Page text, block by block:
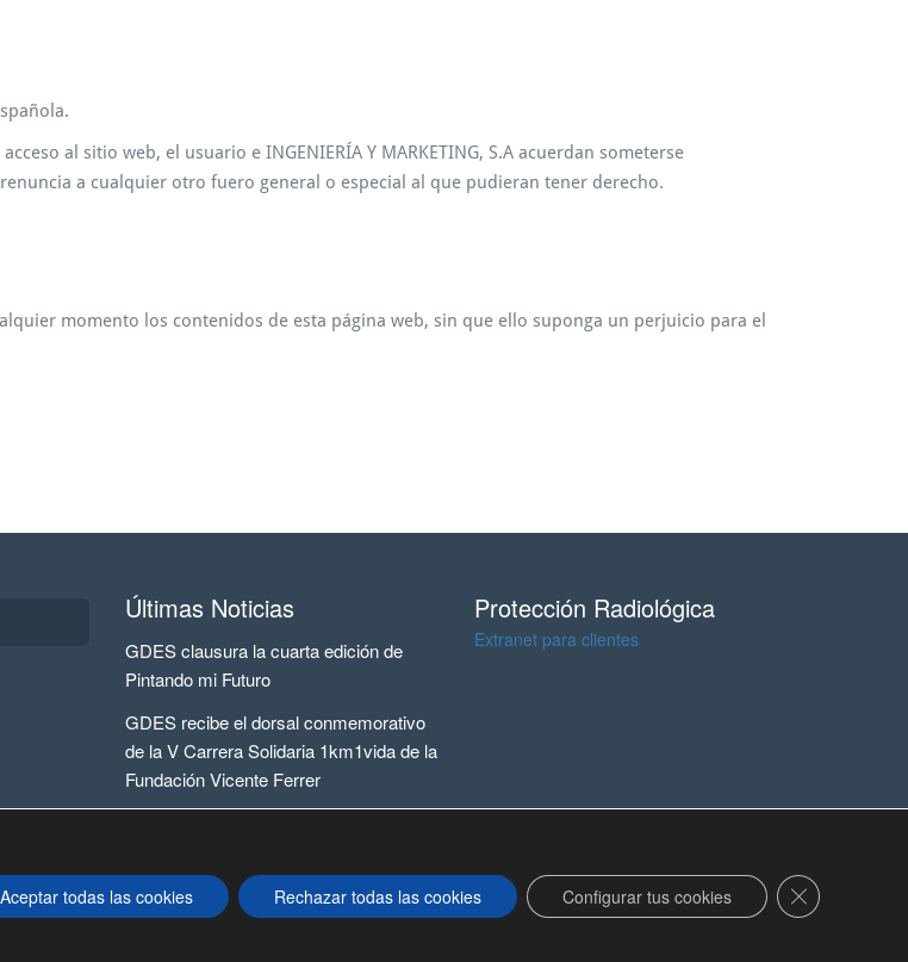
al sitio web, el usuario e INGENIERÍA Y MARKETING, S.A acuerdan someterse
a cualquier otro fuero general o especial al que pudieran tener derecho.
momento los contenidos de esta página web, sin que ello suponga un perjuicio para el
Últimas Noticias
GDES clausura la cuarta edición de
Pintando mi Futuro
GDES recibe el dorsal conmemorativo
de la V Carrera Solidaria 1km1vida de la
Fundación Vicente Ferrer
Protección Radiológica
Extranet para clientes
Aceptar todas las cookies Rechazar todas las cookies Configurar tus cookies Cerrar el